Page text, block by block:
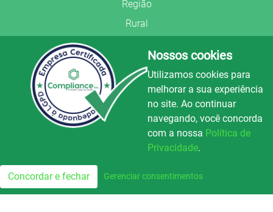
Região
Rural
Segurança Pública
União Frederiquense
© Copyright 2022.LA+.
Todos os direitos reservados.
Preparado no
100.3
FM
Nossos cookies
Utilizamos cookies para
melhorar a sua experiência
no site. Ao continuar
navegando, você concorda
com a nossa Política de
Privacidade.
Concordar e fechar Gerenciar consentimentos